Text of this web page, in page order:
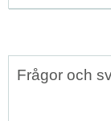
Frågor och